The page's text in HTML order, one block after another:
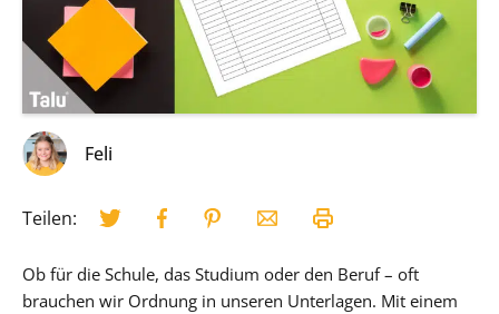
Feli
Teilen:
Ob für die Schule, das Studium oder den Beruf – oft
brauchen wir Ordnung in unseren Unterlagen. Mit einem